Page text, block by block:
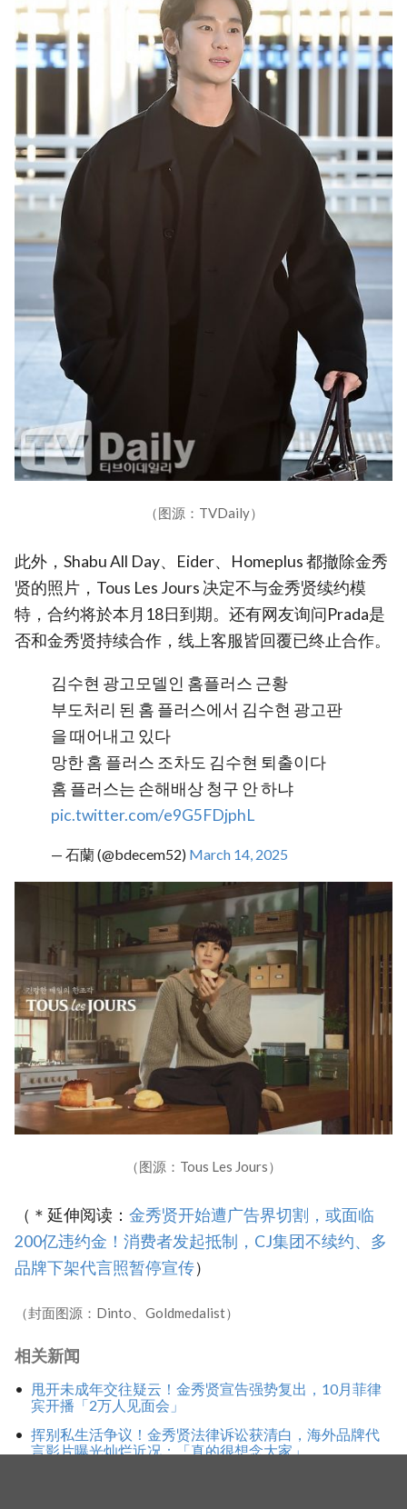
（图源：TVDaily）
此外，Shabu All Day、Eider、Homeplus 都撤除金秀
贤的照片，Tous Les Jours 决定不与金秀贤续约模
特，合约将於本月18日到期。还有网友询问Prada是
否和金秀贤持续合作，线上客服皆回覆已终止合作。
김수현 광고모델인 홈플러스 근황
부도처리 된 홈 플러스에서 김수현 광고판
을 때어내고 있다
망한 홈 플러스 조차도 김수현 퇴출이다
홈 플러스는 손해배상 청구 안 하냐
pic.twitter.com/e9G5FDjphL
— 石蘭 (@bdecem52) March 14, 2025
（图源：Tous Les Jours）
（＊延伸阅读： 金秀贤开始遭广告界切割，或面临
200亿违约金！消费者发起抵制，CJ集团不续约、多
品牌下架代言照暂停宣传）
（封面图源：Dinto、Goldmedalist）
相关新闻
甩开未成年交往疑云！金秀贤宣告强势复出，10月菲律
宾开播「2万人见面会」
挥别私生活争议！金秀贤法律诉讼获清白，海外品牌代
言影片曝光灿烂近况：「真的很想念大家」